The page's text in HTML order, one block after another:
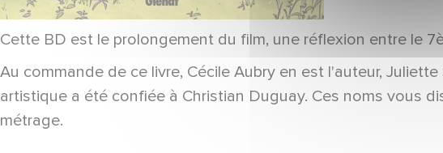
Cette BD est le prolongement du film, une réflexion entre le
Au commande de ce livre, Cécile Aubry en est l'auteur,
artistique a été confiée à Christian Duguay. Ces noms vous
métrage.